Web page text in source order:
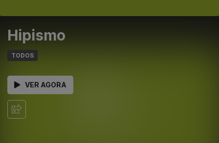
Hipismo
TODOS
VER AGORA